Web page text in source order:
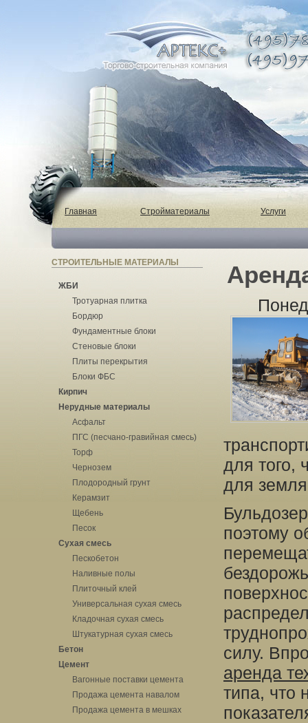
Главная Стройматериалы Услуги
СТРОИТЕЛЬНЫЕ МАТЕРИАЛЫ
ЖБИ
Тротуарная плитка
Бордюр
Фундаментные блоки
Стеновые блоки
Плиты перекрытия
Блоки ФБС
Кирпич
Нерудные материалы
Асфальт
ПГС (песчано-гравийная смесь)
Торф
Чернозем
Плодородный грунт
Керамзит
Щебень
Песок
Сухая смесь
Пескобетон
Наливные полы
Плиточный клей
Универсальная сухая смесь
Кладочная сухая смесь
Штукатурная сухая смесь
Бетон
Цемент
Вагонные поставки цемента
Продажа цемента навалом
Продажа цемента в мешках
для того,
для
поэтому
силу.
аренда
типа, что